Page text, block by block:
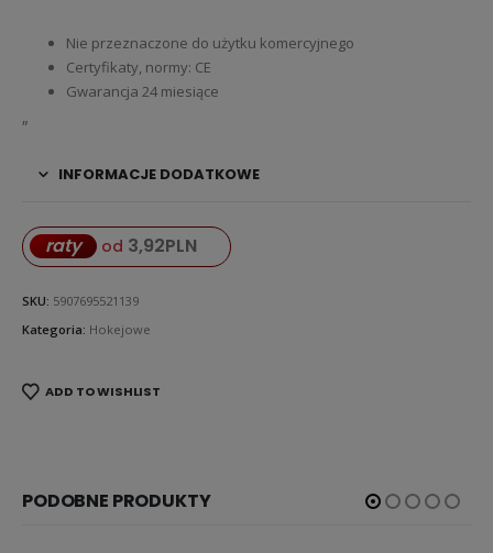
Nie przeznaczone do użytku komercyjnego
Certyfikaty, normy: CE
Gwarancja 24 miesiące
„
INFORMACJE DODATKOWE
raty od 3,92PLN
SKU: 5907695521139
Kategoria: Hokejowe
ADD TO WISHLIST
PODOBNE PRODUKTY